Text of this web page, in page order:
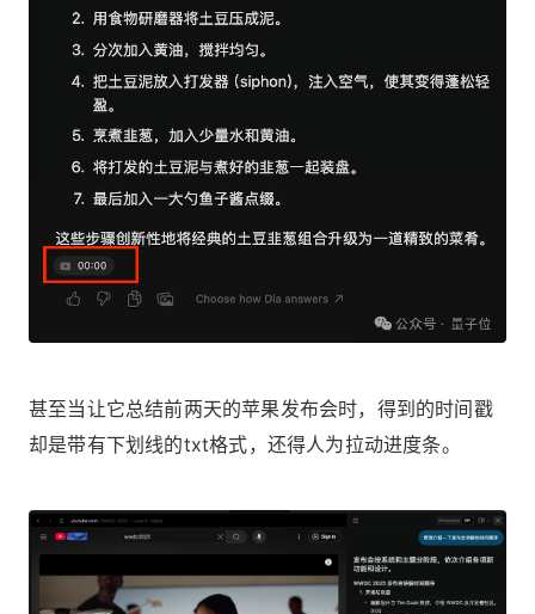
甚至当让它总结前两天的苹果发布会时，得到的时间戳
却是带有下划线的txt格式，还得人为拉动进度条。